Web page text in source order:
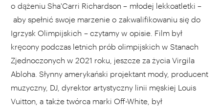
o dążeniu Sha'Carri Richardson – młodej lekkoatletki –
aby spełnić swoje marzenie o zakwalifikowaniu się do
Igrzysk Olimpijskich – czytamy w opisie. Film był
kręcony podczas letnich prób olimpijskich w Stanach
Zjednoczonych w 2021 roku, jeszcze za życia Virgila
Abloha. Słynny amerykański projektant mody, producent
muzyczny, DJ, dyrektor artystyczny linii męskiej Louis
Vuitton, a także twórca marki Off-White, był